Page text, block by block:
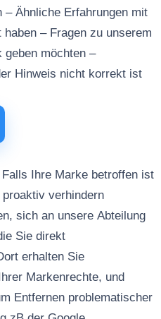
– Ähnliche Erfahrungen mit
– Fragen zu unserem
geben möchten –
Hinweis nicht korrekt ist
Falls Ihre Marke betroffen ist
verhindern
sich an unsere Abteilung
Sie direkt
erhalten Sie
Markenrechte, und
Entfernen problematischer